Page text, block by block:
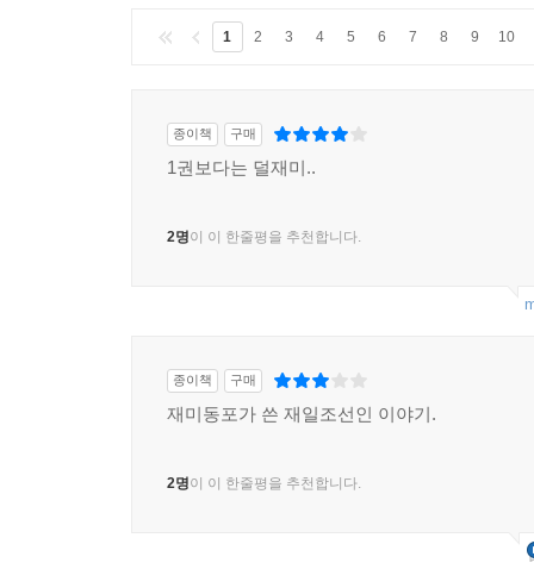
1 2 3 4 5 6 7 8 9 10
종이책 구매
1권보다는 덜재미..
2명이 이 한줄평을 추천합니다.
종이책 구매
재미동포가 쓴 재일조선인 이야기.
2명이 이 한줄평을 추천합니다.